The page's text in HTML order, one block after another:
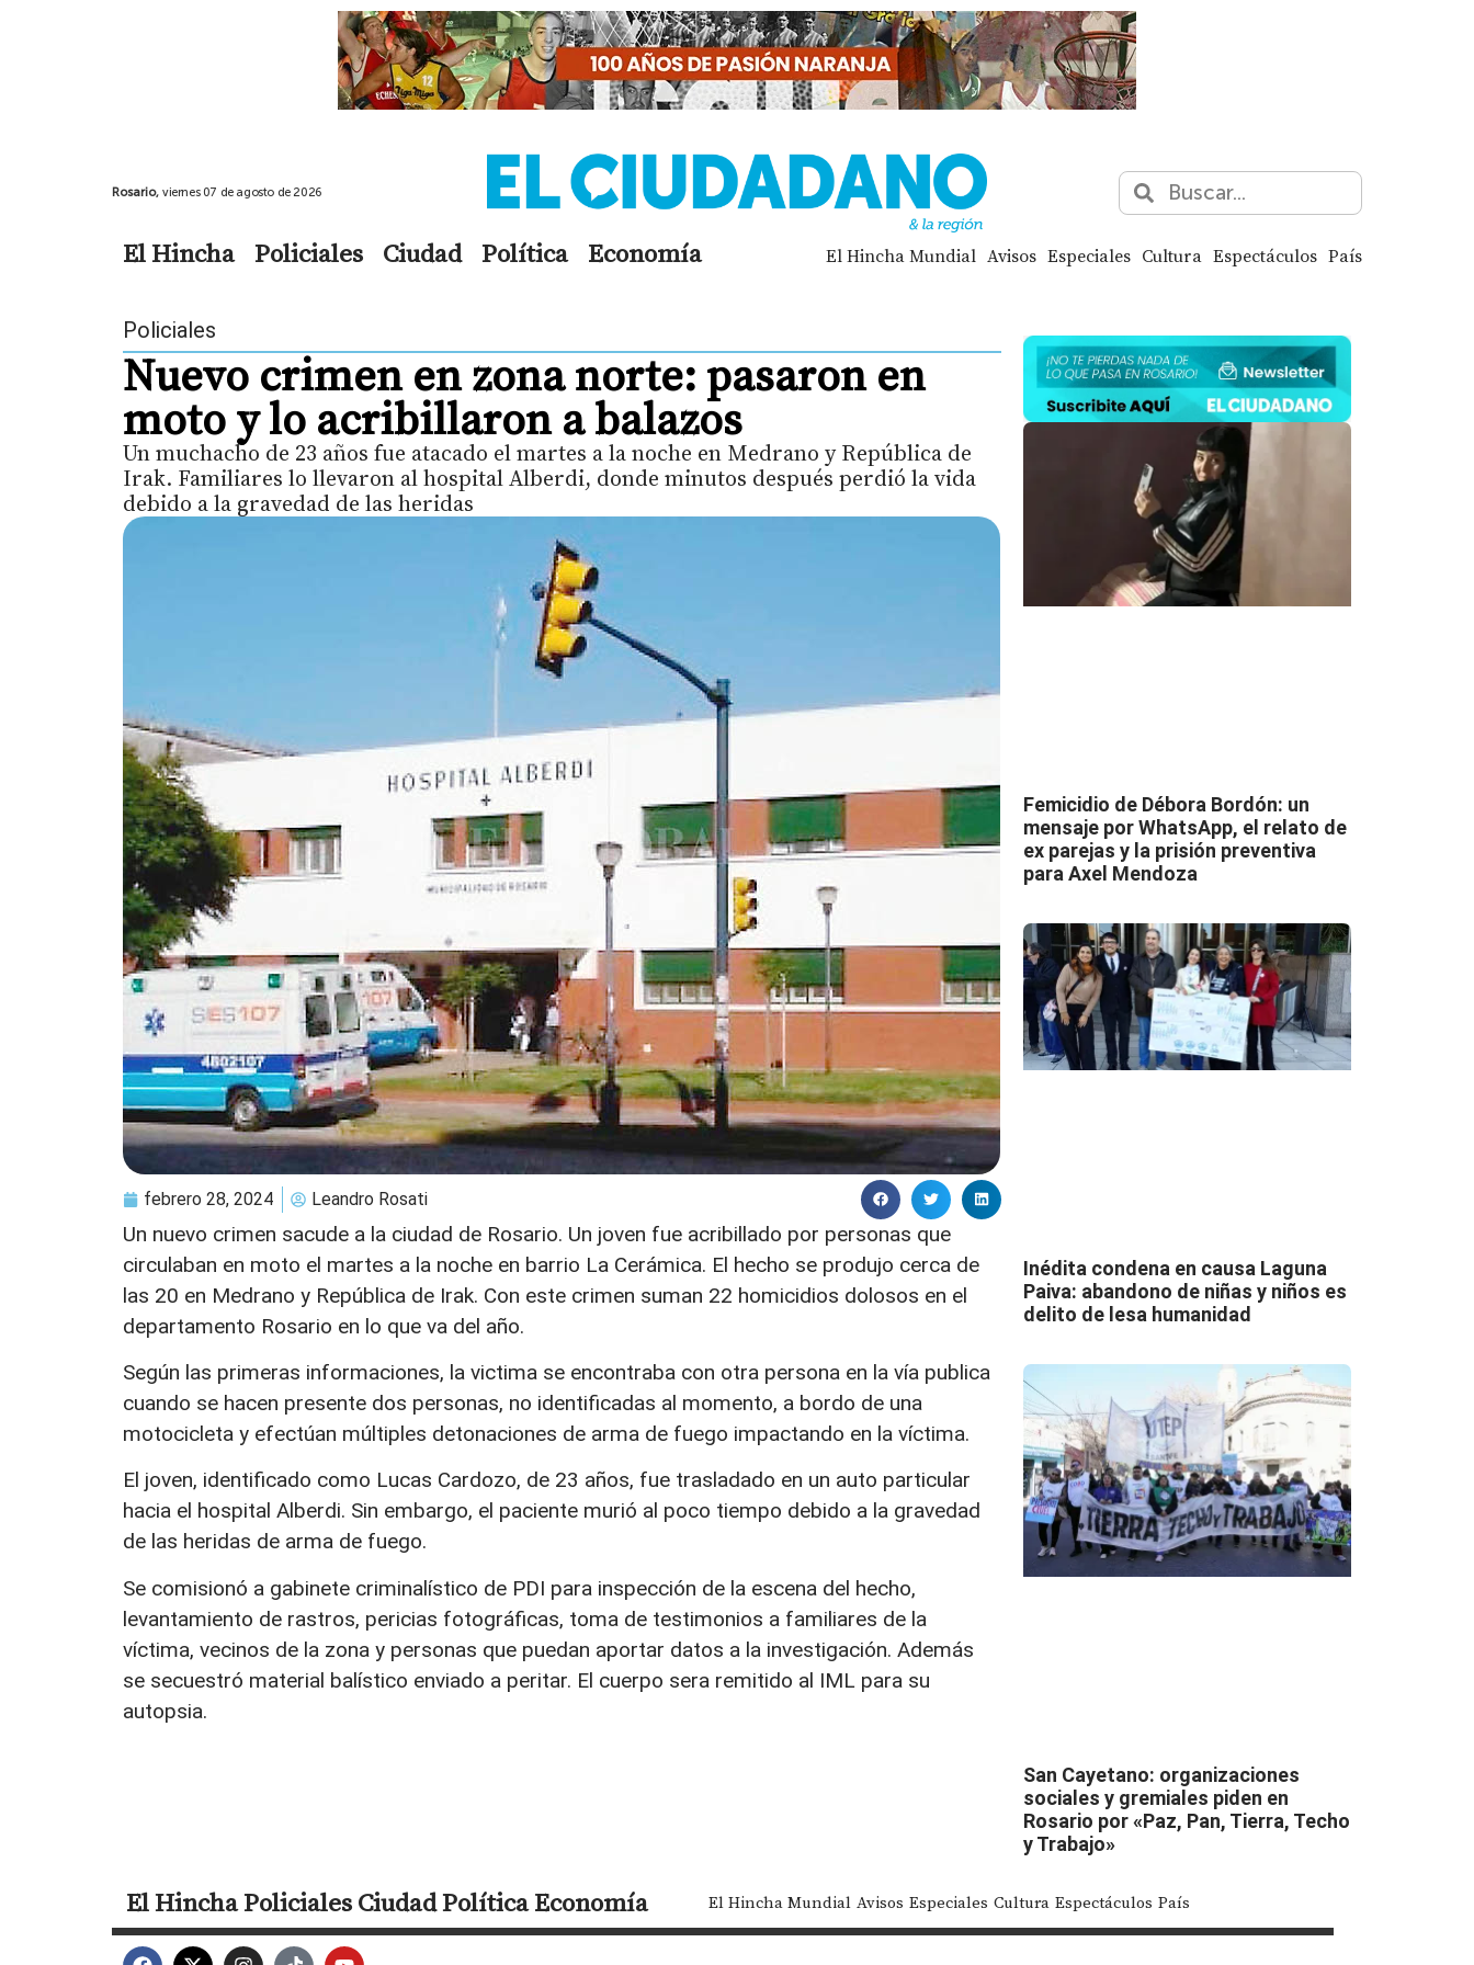
Rosario, viernes 07 de agosto de 2026
El Hincha Policiales Ciudad Política Economía El Hincha Mundial Avisos Especiales Cultura Espectáculos País
Policiales
Nuevo crimen en zona norte: pasaron en
moto y lo acribillaron a balazos
Un muchacho de 23 años fue atacado el martes a la noche en Medrano y República de
Irak. Familiares lo llevaron al hospital Alberdi, donde minutos después perdió la vida
debido a la gravedad de las heridas
febrero 28, 2024 Leandro Rosati
Un nuevo crimen sacude a la ciudad de Rosario. Un joven fue acribillado por personas que
circulaban en moto el martes a la noche en barrio La Cerámica. El hecho se produjo cerca de
las 20 en Medrano y República de Irak. Con este crimen suman 22 homicidios dolosos en el
departamento Rosario en lo que va del año.
Según las primeras informaciones, la victima se encontraba con otra persona en la vía publica
cuando se hacen presente dos personas, no identificadas al momento, a bordo de una
motocicleta y efectúan múltiples detonaciones de arma de fuego impactando en la víctima.
El joven, identificado como Lucas Cardozo, de 23 años, fue trasladado en un auto particular
hacia el hospital Alberdi. Sin embargo, el paciente murió al poco tiempo debido a la gravedad
de las heridas de arma de fuego.
Se comisionó a gabinete criminalístico de PDI para inspección de la escena del hecho,
levantamiento de rastros, pericias fotográficas, toma de testimonios a familiares de la
víctima, vecinos de la zona y personas que puedan aportar datos a la investigación. Además
se secuestró material balístico enviado a peritar. El cuerpo sera remitido al IML para su
autopsia.
Femicidio de Débora Bordón: un
mensaje por WhatsApp, el relato de
ex parejas y la prisión preventiva
para Axel Mendoza
Inédita condena en causa Laguna
Paiva: abandono de niñas y niños es
delito de lesa humanidad
San Cayetano: organizaciones
sociales y gremiales piden en
Rosario por «Paz, Pan, Tierra, Techo
y Trabajo»
El HinchaPolicialesCiudadPolíticaEconomía El Hincha Mundial Avisos Especiales Cultura Espectáculos País